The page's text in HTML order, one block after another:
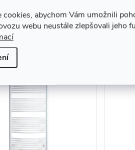
cookies, abychom Vám umožnili
webu neustále zlepšovali jeho